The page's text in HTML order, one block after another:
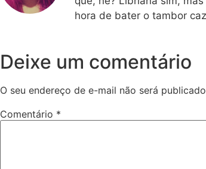
hora de bater o tambor
Deixe um comentário
O seu endereço de e-mail não será
Comentário *